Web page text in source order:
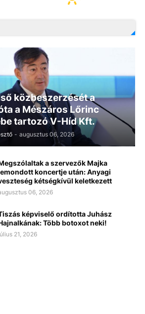
közbeszerzését a
a Mészáros Lőrinc
tartozó V-Híd Kft.
- augusztus 06, 2026
a szervezők Majka
koncertje után: Anyagi
kétségkívül keletkezett
06, 2026
képviselő ordította Juhász
Több botoxot neki!
21, 2026